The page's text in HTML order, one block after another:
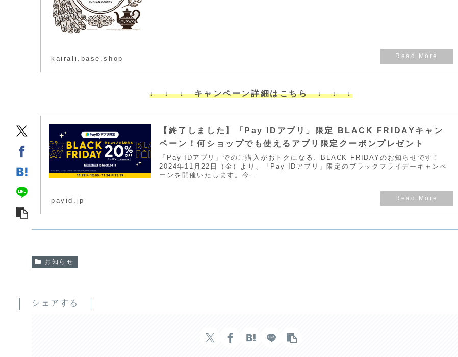
kairali.base.shop
↓ ↓ ↓ キャンペーン詳細はこちら ↓ ↓ ↓
【終了しました】「Pay IDアプリ」限定 BLACK FRIDAYキャン
ペーン！何ショップでも使えるアプリ限定クーポンプレゼント
「Pay IDアプリ」でのご購入がおトクになる、BLACK FRIDAYのお知らせです！
2024年11月22日（金）より、「Pay IDアプリ」限定のブラックフライデーキャンペ
ーンを開催いたします。今...
payid.jp
お知らせ
シェアする